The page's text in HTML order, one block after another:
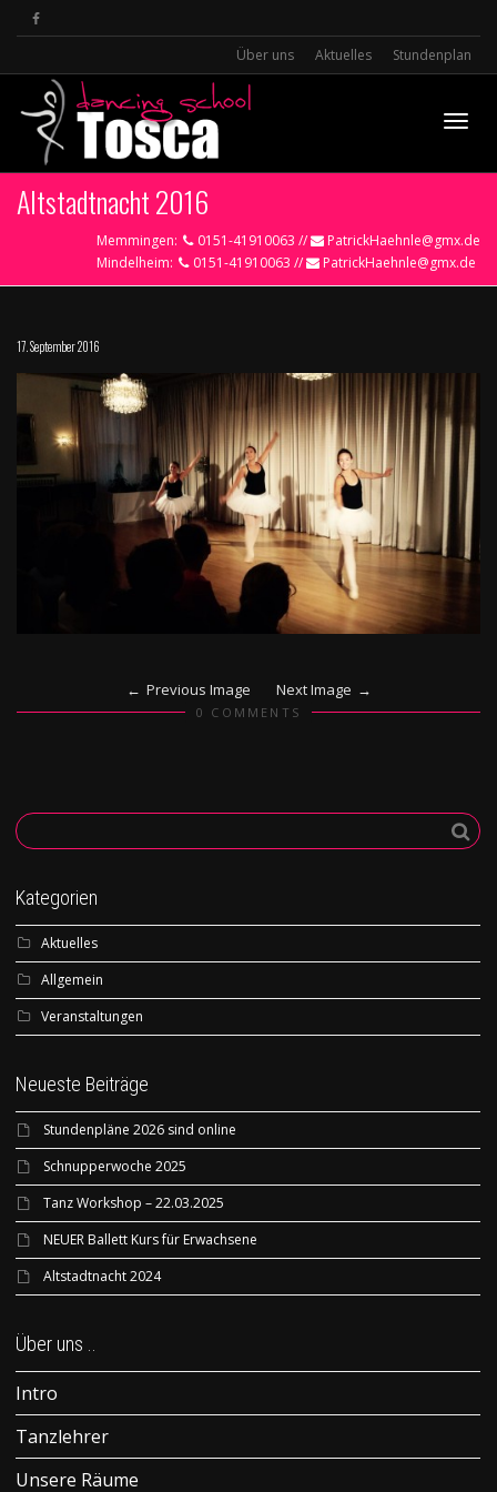
Über uns Aktuelles Stundenplan
Altstadtnacht 2016
Memmingen: 0151-41910063 //
PatrickHaehnle@gmx.de
Mindelheim:
0151-41910063 // PatrickHaehnle@gmx.de
17. September 2016
Previous Image Next Image
0 COMMENTS
Kategorien
Aktuelles
Allgemein
Veranstaltungen
Neueste Beiträge
Stundenpläne 2026 sind online
Schnupperwoche 2025
Tanz Workshop – 22.03.2025
NEUER Ballett Kurs für Erwachsene
Altstadtnacht 2024
Über uns ..
Intro
Tanzlehrer
Unsere Räume